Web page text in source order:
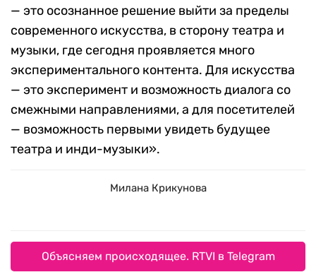
— это осознанное решение выйти за пределы
современного искусства, в сторону театра и
музыки, где сегодня проявляется много
экспериментального контента. Для искусства
— это эксперимент и возможность диалога со
смежными направлениями, а для посетителей
— возможность первыми увидеть будущее
театра и инди-музыки».
Милана Крикунова
Объясняем происходящее. RTVI в Telegram